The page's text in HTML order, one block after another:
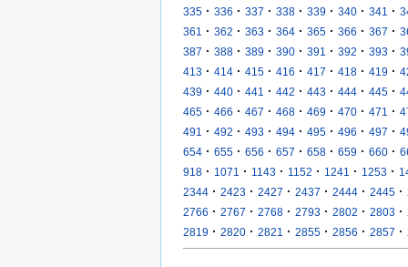
335 · 336 · 337 · 338 · 339 · 340 · 341 ·
361
· 362 · 363 · 364 · 365 · 366 · 367 ·
387 · 388 · 389 · 390 · 391 · 392 · 393 ·
413 · 414 · 415 · 416 · 417 · 418 · 419 ·
439 · 440 · 441 · 442 · 443 · 444 · 445 ·
465 · 466 · 467 · 468 · 469 · 470 · 471 ·
491
· 492 · 493 · 494 · 495 · 496 · 497 ·
654 · 655 · 656 · 657 · 658 · 659 · 660 ·
918 · 1071 · 1143 · 1152 · 1241 · 1253 ·
2344 · 2423 · 2427 · 2437 · 2444 · 2445 ·
2766 · 2767 · 2768 · 2793 · 2802 · 2803 ·
2819 · 2820 · 2821 · 2855 · 2856 · 2857 ·